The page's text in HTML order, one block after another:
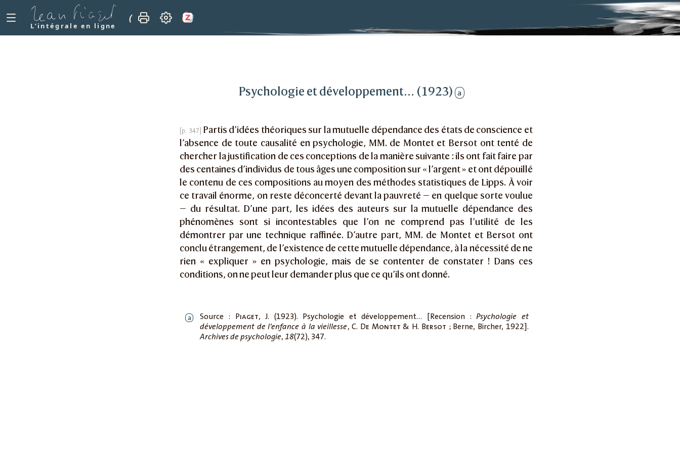
L’intégrale en ligne
(1923) Psychologie et développement…
Psychologie et développement… (1923) a
Partis d’idées théoriques sur la mutuelle dépendance des états de conscience et
l’absence de toute causalité en psychologie, MM. de Montet et Bersot ont tenté de
chercher la justification de ces conceptions de la manière suivante : ils ont fait faire par
des centaines d’individus de tous âges une composition sur « l’argent » et ont dépouillé
le contenu de ces compositions au moyen des méthodes statistiques de Lipps. À voir
ce travail énorme, on reste déconcerté devant la pauvreté — en quelque sorte voulue
— du résultat. D’une part, les idées des auteurs sur la mutuelle dépendance des
phénomènes sont si incontestables que l’on ne comprend pas l’utilité de les
démontrer par une technique raffinée. D’autre part, MM. de Montet et Bersot ont
conclu étrangement, de l’existence de cette mutuelle dépendance, à la nécessité de ne
rien « expliquer » en psychologie, mais de se contenter de constater ! Dans ces
conditions, on ne peut leur demander plus que ce qu’ils ont donné.
a Source : Piaget, J. (1923). Psychologie et développement… [Recension :Psychologie et
développement de l’enfance à la vieillesse, C. De Montet & H. Bersot ; Berne, Bircher, 1922].
Archives de psychologie, 18(72), 347.